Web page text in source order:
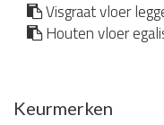
Visgraat vloer
Houten vloer
Keurmerken